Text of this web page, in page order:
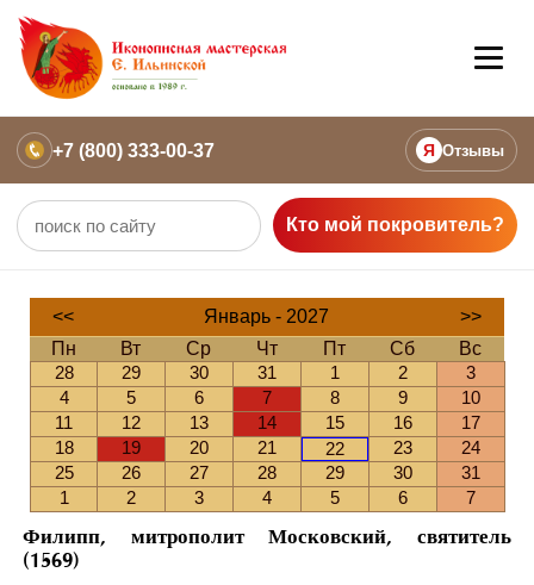
+7 (800) 333-00-37 Я Отзывы
Кто мой покровитель?
<< Январь - 2027
>>
Пн
Вт Ср Чт Пт Сб
Вс
28
29 30 31 1 2
3
4
5 6 7 8 9
10
11
12 13 14 15 16
17
18
19 20 21 22 23
24
25
26 27 28 29 30
31
1
2 3 4 5 6 7
Филипп, митрополит Московский, святитель
(1569)